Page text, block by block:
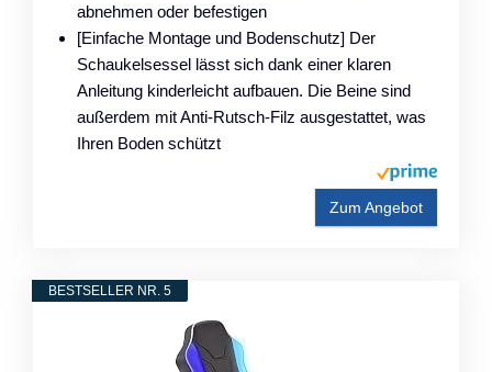
abnehmen oder befestigen
[Einfache Montage und Bodenschutz] Der
Schaukelsessel lässt sich dank einer klaren
Anleitung kinderleicht aufbauen. Die Beine sind
außerdem mit Anti-Rutsch-Filz ausgestattet, was
Ihren Boden schützt
Zum Angebot
BESTSELLER NR. 5